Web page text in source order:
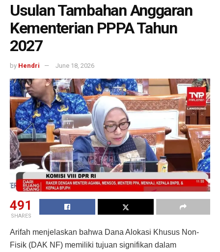
Usulan Tambahan Anggaran
Kementerian PPPA Tahun
2027
by Hendri June 18, 2026
491
SHARES
Arifah menjelaskan bahwa Dana Alokasi Khusus Non-
Fisik (DAK NF) memiliki tujuan signifikan dalam